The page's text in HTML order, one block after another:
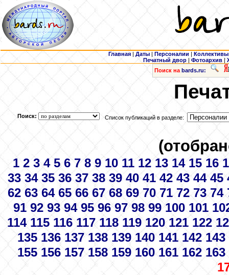
Главная | Даты | Персоналии | Коллективы
Печатный двор |Фотоархив |
Поиск на bards.ru:
Поиск: Список публикаций в разделе:
1 2 3 4 5 6 7 8 9 10 11 12 13 14 15 16
33 34 35 36 37 38 39 40 41 42 43 44 45
62 63 64 65 66 67 68 69 70 71 72 73 74
91 92 93 94 95 96 97 98 99 100 101
114 115 116 117 118 119 120 121 122
135 136 137 138 139 140 141 142 143
155 156 157 158 159 160 161 162 163